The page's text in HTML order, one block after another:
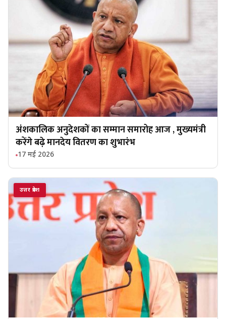
अंशकालिक अनुदेशकों का सम्मान समारोह आज , मुख्यमंत्री
करेंगे बढ़े मानदेय वितरण का शुभारंभ
17 मई 2026
उत्तर प्रदेश